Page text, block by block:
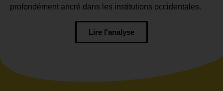
profondément ancré dans les institutions occidentales.
Lire l'analyse